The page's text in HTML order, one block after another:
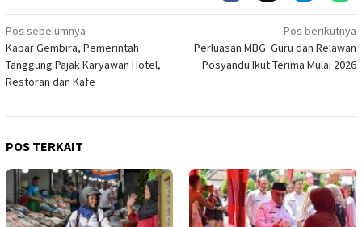
Navigasi
pos
Pos sebelumnya
Kabar Gembira, Pemerintah
Tanggung Pajak Karyawan Hotel,
Restoran dan Kafe
Pos berikutnya
Perluasan MBG: Guru dan Relawan
Posyandu Ikut Terima Mulai 2026
POS TERKAIT